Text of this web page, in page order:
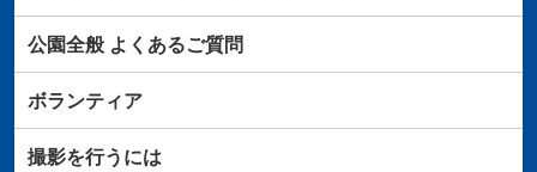
公園全般よくあるご質問
ボランティア
撮影を行うには